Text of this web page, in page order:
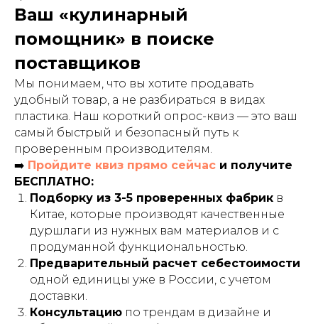
Ваш «кулинарный
помощник» в поиске
поставщиков
Мы понимаем, что вы хотите продавать
удобный товар, а не разбираться в видах
пластика. Наш короткий опрос-квиз — это ваш
самый быстрый и безопасный путь к
проверенным производителям.
➡️ Пройдите квиз прямо сейчас и получите
БЕСПЛАТНО:
Подборку из 3-5 проверенных фабрик в
Китае, которые производят качественные
дуршлаги из нужных вам материалов и с
продуманной функциональностью.
Предварительный расчет себестоимости
одной единицы уже в России, с учетом
доставки.
Консультацию по трендам в дизайне и